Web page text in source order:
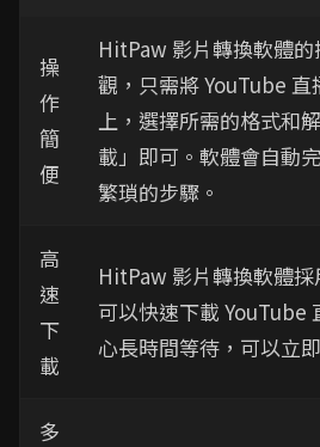
操
作
簡
便
HitPaw 影片轉換軟體
觀，只需將 YouTube
上，選擇所需的格式和
載」即可。軟體會自動
繁瑣的步驟。
高
速
下
載
HitPaw 影片轉換軟體採
可以快速下載 YouTube
心長時間等待，可以立
多